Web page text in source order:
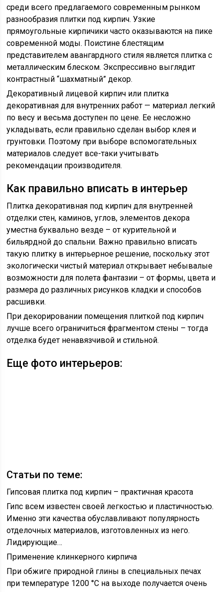
среди всего предлагаемого современным рынком
разнообразия плитки под кирпич. Узкие
прямоугольные кирпичики часто оказываются на пике
современной моды. Поистине блестящим
представителем авангардного стиля является плитка с
металлическим блеском. Экспрессивно выглядит
контрастный “шахматный” декор.
Декоративный лицевой кирпич или плитка
декоративная для внутренних работ — материал легкий
по весу и весьма доступен по цене. Ее несложно
укладывать, если правильно сделан выбор клея и
грунтовки. Поэтому при выборе вспомогательных
материалов следует все-таки учитывать
рекомендации производителя.
Как правильно вписать в интерьер
Плитка декоративная под кирпич для внутренней
отделки стен, каминов, углов, элементов декора
уместна буквально везде – от курительной и
бильярдной до спальни. Важно правильно вписать
такую плитку в интерьерное решение, поскольку этот
экологически чистый материал открывает небывалые
возможности для полета фантазии – от формы, цвета и
размера до различных рисунков кладки и способов
расшивки.
При декорировании помещения плиткой под кирпич
лучше всего ограничиться фрагментом стены – тогда
отделка будет ненавязчивой и стильной.
Еще фото интерьеров:
Статьи по теме:
Гипсовая плитка под кирпич – практичная красота
Гипс всем известен своей легкостью и пластичностью.
Именно эти качества обуславливают популярность
отделочных материалов, изготовленных из него.
Лидирующие…
Применение клинкерного кирпича
При обжиге природной глины в специальных печах
при температуре 1200 °C на выходе получается очень